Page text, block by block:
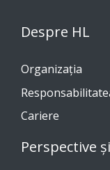
Despre HL
Organizația
Cariere
Perspective